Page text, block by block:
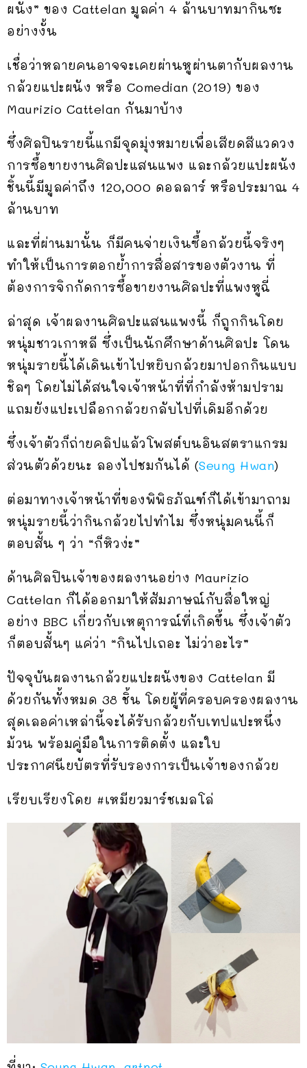
ผนัง” ของ Cattelan มูลค่า 4 ล้านบาทมากินซะ
อย่างงั้น
เชื่อว่าหลายคนอาจจะเคยผ่านหูผ่านตากับผลงาน
กล้วยแปะผนัง หรือ Comedian (2019) ของ
Maurizio Cattelan กันมาบ้าง
ซึ่งศิลปินรายนี้แกมีจุดมุ่งหมายเพื่อเสียดสีแวดวง
การซื้อขายงานศิลปะแสนแพง และกล้วยแปะผนัง
ชิ้นนี้มีมูลค่าถึง 120,000 ดอลลาร์ หรือประมาณ 4
ล้านบาท
และที่ผ่านมานั้น ก็มีคนจ่ายเงินซื้อกล้วยนี้จริงๆ
ทำให้เป็นการตอกย้ำการสื่อสารของตัวงาน ที่
ต้องการจิกกัดการซื้อขายงานศิลปะที่แพงหูฉี่
ล่าสุด เจ้าผลงานศิลปะแสนแพงนี้ ก็ถูกกินโดย
หนุ่มชาวเกาหลี ซึ่งเป็นนักศึกษาด้านศิลปะ โดน
หนุ่มรายนี้ได้เดินเข้าไปหยิบกล้วยมาปอกกินแบบ
ชิลๆ โดยไม่ได้สนใจเจ้าหน้าที่ที่กำลังห้ามปราม
แถมยังแปะเปลือกกล้วยกลับไปที่เดิมอีกด้วย
ซึ่งเจ้าตัวก็ถ่ายคลิปแล้วโพสต์บนอินสตราแกรม
ส่วนตัวด้วยนะ ลองไปชมกันได้ (Seung Hwan)
ต่อมาทางเจ้าหน้าที่ของพิพิธภัณฑ์ก็ได้เข้ามาถาม
หนุ่มรายนี้ว่ากินกล้วยไปทำไม ซึ่งหนุ่มคนนี้ก็
ตอบสั้น ๆ ว่า “ก็หิวง่ะ”
ด้านศิลปินเจ้าของผลงานอย่าง Maurizio
Cattelan ก็ได้ออกมาให้สัมภาษณ์กับสื่อใหญ่
อย่าง BBC เกี่ยวกับเหตุการณ์ที่เกิดขึ้น ซึ่งเจ้าตัว
ก็ตอบสั้นๆ แค่ว่า “กินไปเถอะ ไม่ว่าอะไร”
ปัจจุบันผลงานกล้วยแปะผนังของ Cattelan มี
ด้วยกันทั้งหมด 38 ชิ้น โดยผู้ที่ครอบครองผลงาน
สุดเลอค่าเหล่านี้จะได้รับกล้วยกับเทปแปะหนึ่ง
ม้วน พร้อมคู่มือในการติดตั้ง และใบ
ประกาศนียบัตรที่รับรองการเป็นเจ้าของกล้วย
เรียบเรียงโดย #เหมียวมาร์ชเมลโล่